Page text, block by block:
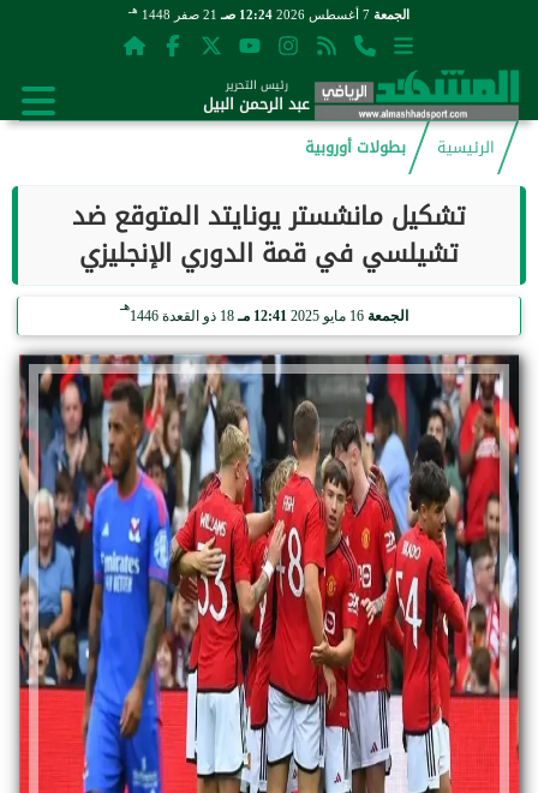
الجمعة 12:24 صـ 21 صفر 1448 هـ
رئيس التحرير
عبد الرحمن البيل
الرئيسية
بطولات أوروبية
تشكيل مانشستر يونايتد المتوقع ضد
تشيلسي في قمة الدوري الإنجليزي
الجمعة 12:41 مـ 18 ذو القعدة 1446
هـ